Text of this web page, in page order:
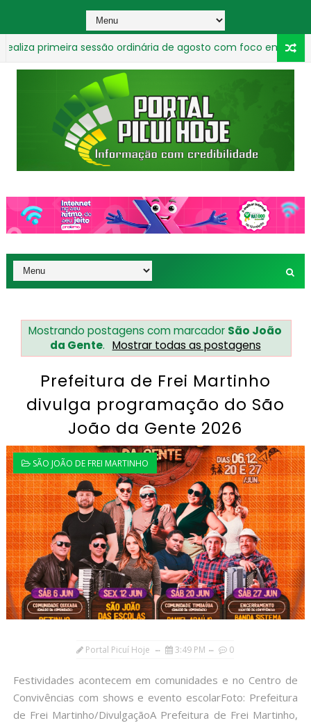
sessão ordinária de agosto com foco em projetos e
Pessoa
Mostrando postagens com marcador São João
da Gente. Mostrar todas as postagens
Prefeitura de Frei Martinho
divulga programação do São
João da Gente 2026
SÃO JOÃO DE FREI MARTINHO
Portal Picuí Hoje 3:49 PM 0
Festividades acontecem em comunidades e no Centro de
Convivências com shows e evento escolarFoto: Prefeitura
de Frei Martinho/DivulgaçãoA Prefeitura de Frei Martinho,